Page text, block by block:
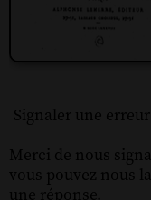
Signaler une
Merci de nous
vous pouvez nous
une réponse.